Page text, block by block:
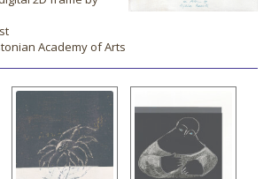
Academy of Arts